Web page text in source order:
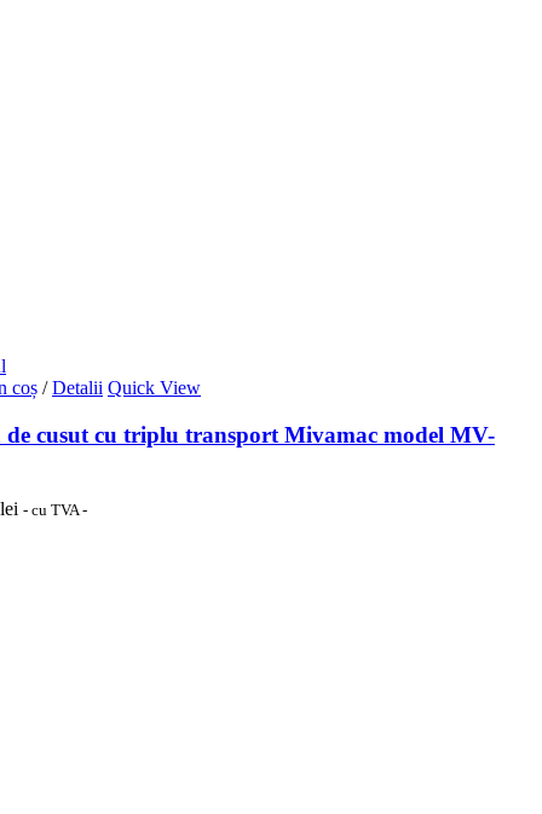
coș / Detalii Quick View
de cusut cu triplu transport Mivamac model MV-
lei - cu TVA -